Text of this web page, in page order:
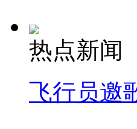
热点新闻
飞行员邀